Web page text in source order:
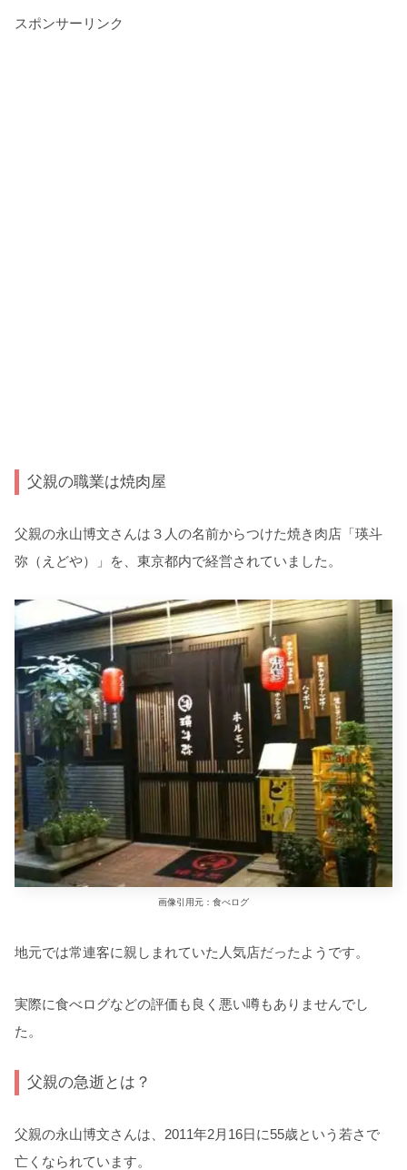
スポンサーリンク
父親の職業は焼肉屋
父親の永山博文さんは３人の名前からつけた焼き肉店「瑛斗
弥（えどや）」を、東京都内で経営されていました。
画像引用元：食べログ
地元では常連客に親しまれていた人気店だったようです。
実際に食べログなどの評価も良く悪い噂もありませんでし
た。
父親の急逝とは？
父親の永山博文さんは、2011年2月16日に55歳という若さで
亡くなられています。